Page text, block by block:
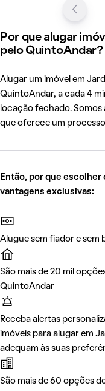
Por que alugar
pelo QuintoAndar?
Alugar um imóvel em
QuintoAndar, a cada 4
locação fechado. Somos
que oferece um
Então, por que escolher
vantagens exclusivas:
Alugue sem fiador e sem
São mais de 20 mil
QuintoAndar
Receba alertas
imóveis para alugar em
adequam às suas
São mais de 60 opções